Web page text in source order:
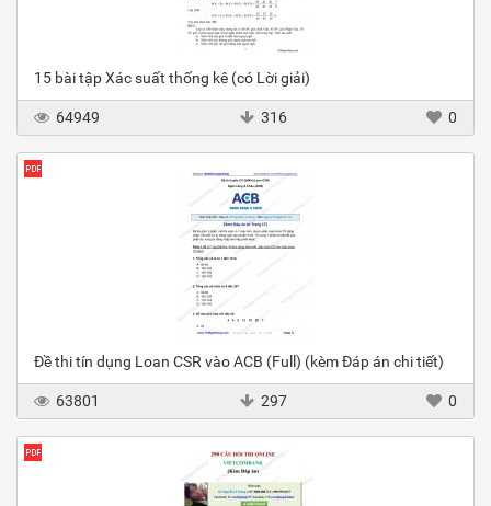
15 bài tập Xác suất thống kê (có Lời giải)
64949 316 0
Đề thi tín dụng Loan CSR vào ACB (Full) (kèm Đáp án chi tiết)
63801 297 0